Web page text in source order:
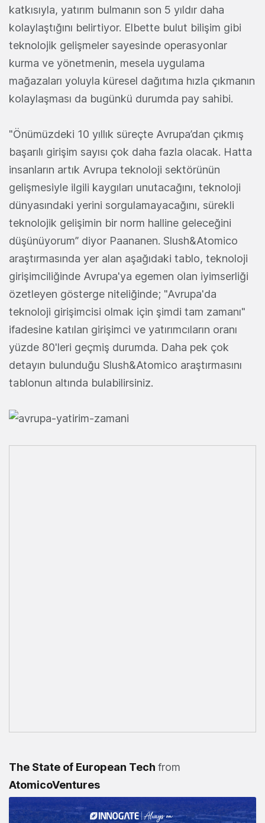
katkısıyla, yatırım bulmanın son 5 yıldır daha
kolaylaştığını belirtiyor. Elbette bulut bilişim gibi
teknolojik gelişmeler sayesinde operasyonlar
kurma ve yönetmenin, mesela uygulama
mağazaları yoluyla küresel dağıtıma hızla çıkmanın
kolaylaşması da bugünkü durumda pay sahibi.
"Önümüzdeki 10 yıllık süreçte Avrupa’dan çıkmış
başarılı girişim sayısı çok daha fazla olacak. Hatta
insanların artık Avrupa teknoloji sektörünün
gelişmesiyle ilgili kaygıları unutacağını, teknoloji
dünyasındaki yerini sorgulamayacağını, sürekli
teknolojik gelişimin bir norm halline geleceğini
düşünüyorum” diyor Paananen. Slush&Atomico
araştırmasında yer alan aşağıdaki tablo, teknoloji
girişimciliğinde Avrupa'ya egemen olan iyimserliği
özetleyen gösterge niteliğinde; "Avrupa'da
teknoloji girişimcisi olmak için şimdi tam zamanı"
ifadesine katılan girişimci ve yatırımcıların oranı
yüzde 80'leri geçmiş durumda. Daha pek çok
detayın bulunduğu Slush&Atomico araştırmasını
tablonun altında bulabilirsiniz.
The State of European Tech from
AtomicoVentures